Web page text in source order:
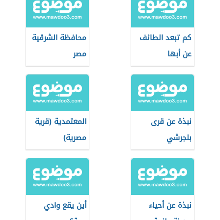
كم تبعد الطائف
عن أبها
محافظة الشرقية
مصر
نبذة عن قرى
بلجرشي
المعتمدية (قرية
مصرية)
نبذة عن أحياء
أين يقع وادي